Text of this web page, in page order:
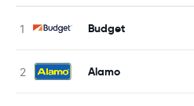
Budget
Alamo